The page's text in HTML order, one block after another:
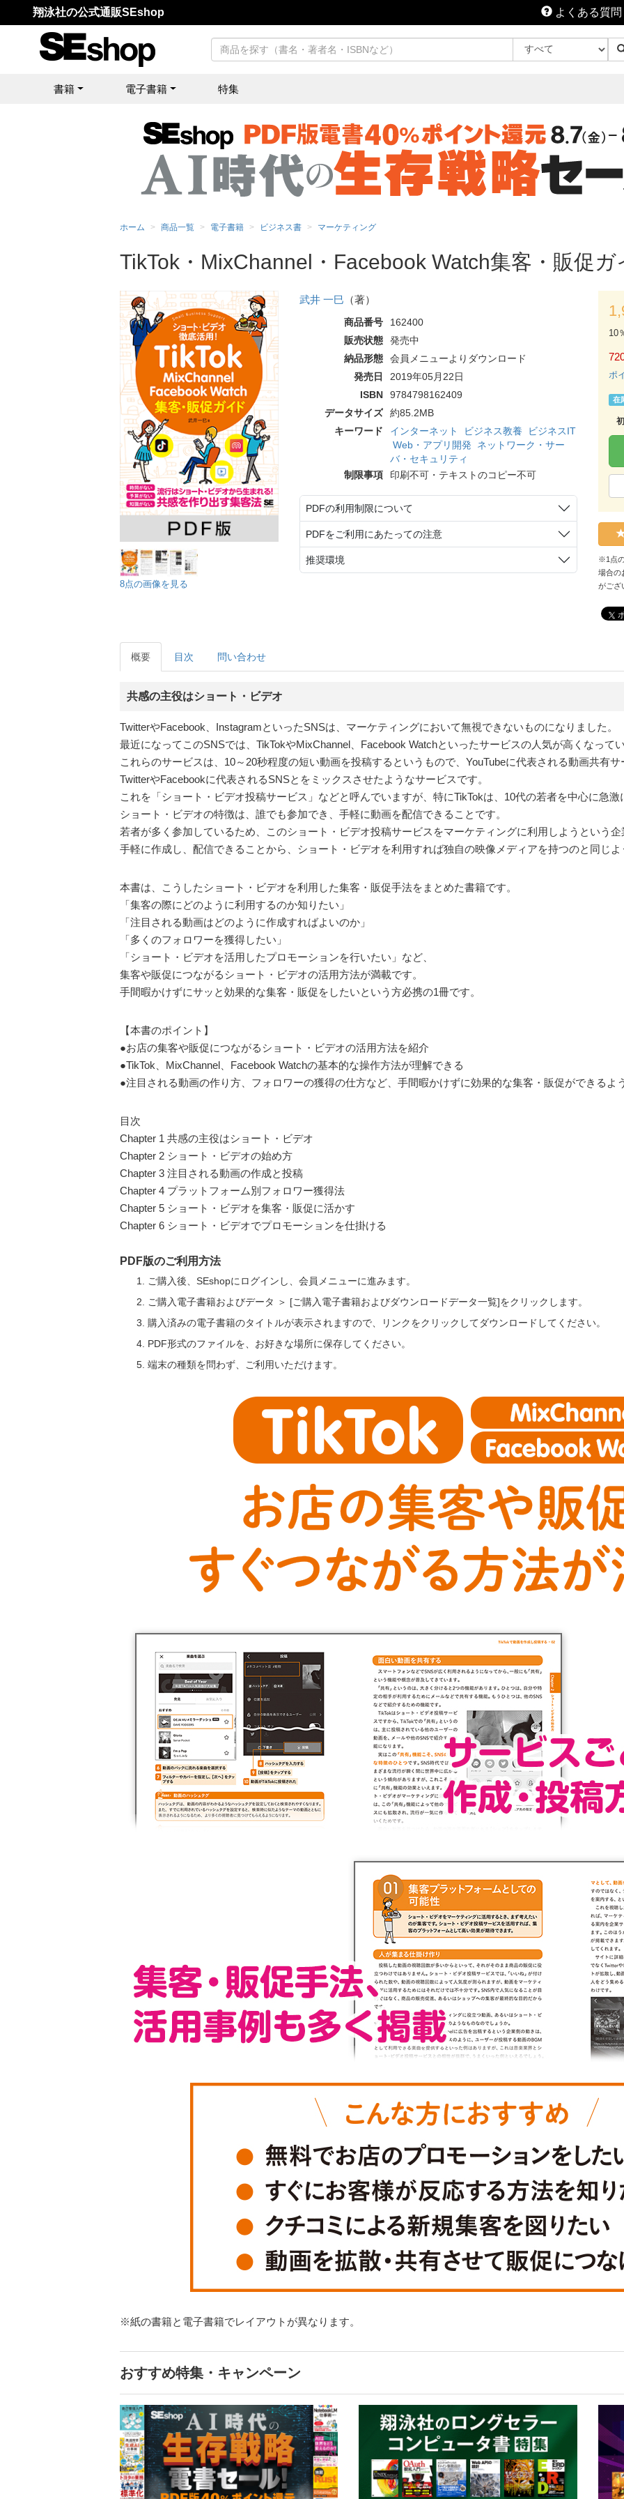
翔泳社の公式通販SEshop よくある質問
書籍 電子書籍 特集
ホーム 商品一覧 電子書籍 ビジネス書 マーケティング
TikTok・MixChannel・Facebook Watch集客・販促
8点の画像を見る
武井 一巳 （著）
商品番号
162400
販売状態
発売中
納品形態
会員メニューよりダウンロード
発売日
2019年05月22日
ISBN
9784798162409
データサイズ
約85.2MB
キーワード
インターネット ビジネス教養
ビジネスIT
Web・アプリ開発
ネットワーク・サー
バ・セキュリティ
制限事項
印刷不可・テキストのコピー不可
PDFの利用制限について
PDFをご利用にあたっての注意
推奨環境
10
ポ
在
※1点
場合の
がござ
概要 目次 問い合わせ
共感の主役はショート・ビデオ
TwitterやFacebook、InstagramといったSNSは、マーケティングにおいて無視できないものになりました。
最近になってこのSNSでは、TikTokやMixChannel、Facebook Watchといったサービスの人気が高くなって
これらのサービスは、10～20秒程度の短い動画を投稿するというもので、YouTubeに代表される動画共有サ
TwitterやFacebookに代表されるSNSとをミックスさせたようなサービスです。
これを「ショート・ビデオ投稿サービス」などと呼んでいますが、特にTikTokは、10代の若者を中心に急
ショート・ビデオの特徴は、誰でも参加でき、手軽に動画を配信できることです。
若者が多く参加しているため、このショート・ビデオ投稿サービスをマーケティングに利用しようという
手軽に作成し、配信できることから、ショート・ビデオを利用すれば独自の映像メディアを持つのと同じ
本書は、こうしたショート・ビデオを利用した集客・販促手法をまとめた書籍です。
「集客の際にどのように利用するのか知りたい」
「注目される動画はどのように作成すればよいのか」
「多くのフォロワーを獲得したい」
「ショート・ビデオを活用したプロモーションを行いたい」など、
集客や販促につながるショート・ビデオの活用方法が満載です。
手間暇かけずにサッと効果的な集客・販促をしたいという方必携の1冊です。
【本書のポイント】
●お店の集客や販促につながるショート・ビデオの活用方法を紹介
●TikTok、MixChannel、Facebook Watchの基本的な操作方法が理解できる
●注目される動画の作り方、フォロワーの獲得の仕方など、手間暇かけずに効果的な集客・販促ができるよ
目次
Chapter 1 共感の主役はショート・ビデオ
Chapter 2 ショート・ビデオの始め方
Chapter 3 注目される動画の作成と投稿
Chapter 4 プラットフォーム別フォロワー獲得法
Chapter 5 ショート・ビデオを集客・販促に活かす
Chapter 6 ショート・ビデオでプロモーションを仕掛ける
PDF版のご利用方法
ご購入後、SEshopにログインし、会員メニューに進みます。
ご購入電子書籍およびデータ ＞ [ご購入電子書籍およびダウンロードデータ一覧]をクリックします。
購入済みの電子書籍のタイトルが表示されますので、リンクをクリックしてダウンロードしてください。
PDF形式のファイルを、お好きな場所に保存してください。
端末の種類を問わず、ご利用いただけます。
※紙の書籍と電子書籍でレイアウトが異なります。
おすすめ特集・キャンペーン